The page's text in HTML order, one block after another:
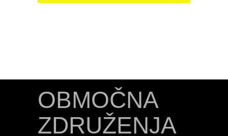
OBMOČNA
ZDRUŽENJA